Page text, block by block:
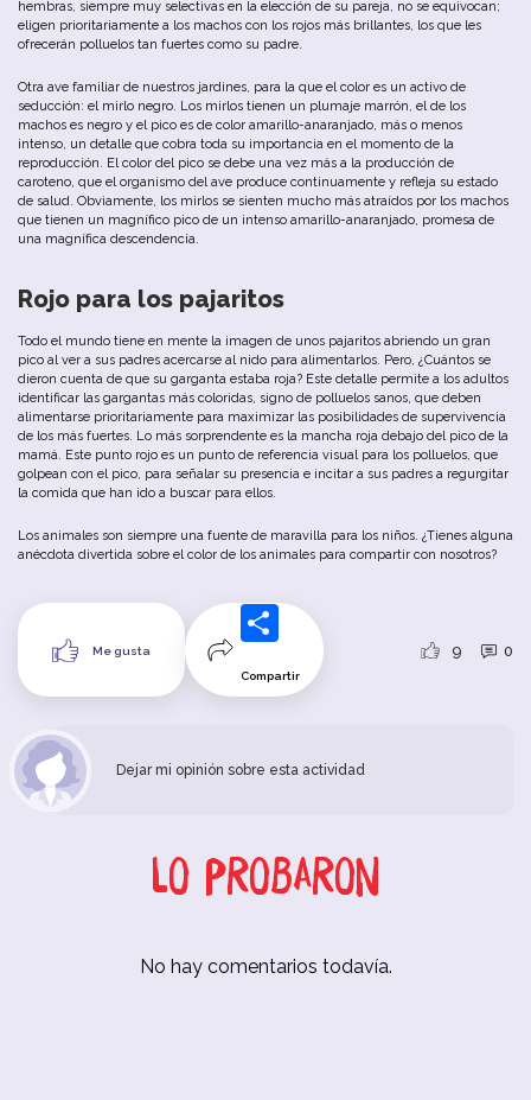
hembras, siempre muy selectivas en la elección de su pareja, no se equivocan;
eligen prioritariamente a los machos con los rojos más brillantes, los que les
ofrecerán polluelos tan fuertes como su padre.
Otra ave familiar de nuestros jardines, para la que el color es un activo de
seducción: el mirlo negro. Los mirlos tienen un plumaje marrón, el de los
machos es negro y el pico es de color amarillo-anaranjado, más o menos
intenso, un detalle que cobra toda su importancia en el momento de la
reproducción. El color del pico se debe una vez más a la producción de
caroteno, que el organismo del ave produce continuamente y refleja su estado
de salud. Obviamente, los mirlos se sienten mucho más atraídos por los machos
que tienen un magnífico pico de un intenso amarillo-anaranjado, promesa de
una magnífica descendencia.
Rojo para los pajaritos
Todo el mundo tiene en mente la imagen de unos pajaritos abriendo un gran
pico al ver a sus padres acercarse al nido para alimentarlos. Pero, ¿Cuántos se
dieron cuenta de que su garganta estaba roja? Este detalle permite a los adultos
identificar las gargantas más coloridas, signo de polluelos sanos, que deben
alimentarse prioritariamente para maximizar las posibilidades de supervivencia
de los más fuertes. Lo más sorprendente es la mancha roja debajo del pico de la
mamá. Este punto rojo es un punto de referencia visual para los polluelos, que
golpean con el pico, para señalar su presencia e incitar a sus padres a regurgitar
la comida que han ido a buscar para ellos.
Los animales son siempre una fuente de maravilla para los niños. ¿Tienes alguna
anécdota divertida sobre el color de los animales para compartir con nosotros?
Me gusta
Compartir
9 0
Dejar mi opinión sobre esta actividad
Lo probaron
No hay comentarios todavía.